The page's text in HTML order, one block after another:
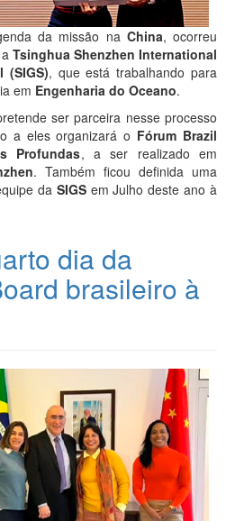
da missão na China, ocorreu
Tsinghua Shenzhen International
(SIGS), que está trabalhando para
em Engenharia do Oceano.
ser parceira nesse processo
a eles organizará o Fórum Brazil
Profundas, a ser realizado em
. Também ficou definida uma
da SIGSem Julho deste ano à
dia da
brasileiro à